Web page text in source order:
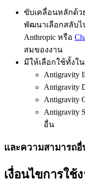
ขับเคลื่อนหลักด้ว
พัฒนาเลือกสลับไ
Anthropic หรือ
สมของงาน
มีให้เลือกใช้ทั้งใ
Antigravity
Antigravity
Antigravity
อื่น
และความสามารถ
เงื่อนไขการใช้